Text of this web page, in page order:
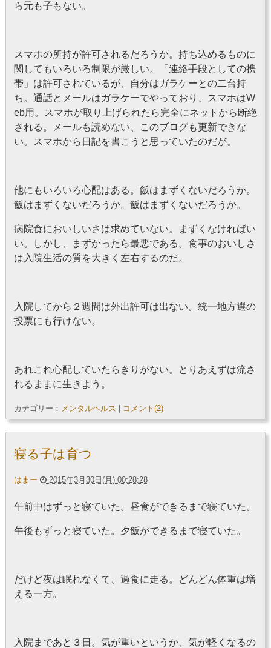
ら元も子もない。
スマホの所持が許可されるだろうか。持ち込めるものに
関してもいろいろ制限が厳しい。「連絡手段としての携
帯」は許可されているが、自分はガラケーとの二台持
ち。通話とメールはガラケーでやっており、スマホはW
eb用。スマホが取り上げられたら完全にネットから断絶
される。メールも読めない、このブログも更新できな
い。スマホから日記を書こうと思っていたのだが。
他にもいろいろ心配はある。飯はまずくないだろうか。
飯はまずくないだろうか。飯はまずくないだろうか。
病院食においしいさは求めていない。まずくなければい
い。しかし、まずかったら最悪である。食事のおいしさ
は入院生活の質を大きく左右するのだ。
入院してから２週間は外出許可は出ない。統一地方選の
投票にも行けない。
あれこれ心配していたらきりがない。とりあえずは流さ
れるままに生きよう。
カテゴリー： メンタルヘルス コメント(2)
寝る子は育つ
はまー 2015年3月30日(月) 00:28:28
午前中はずっと寝ていた。昼食ができるまで寝ていた。
午後もずっと寝ていた。夕飯ができるまで寝ていた。
だけど夜は眠れなくて、過食に走る。どんどん体重は増
える一方。
入院まであと３日。気が重いというか、気が軽くなるの